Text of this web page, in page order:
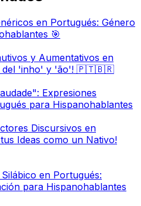
en Portugués: Género
🎯
y Aumentativos en
del 'inho' y 'ão'! 🇵🇹🇧🇷
Expresiones
para Hispanohablantes
Discursivos en
Ideas como un Nativo!
en Portugués:
para Hispanohablantes